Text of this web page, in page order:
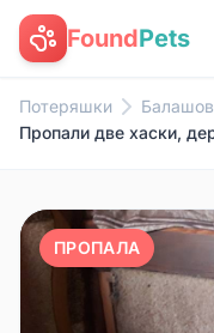
FoundPets
Потеряшки Балашов
ПРОПАЛА